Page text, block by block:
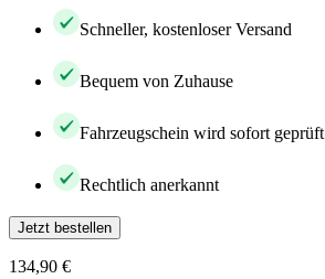
Schneller, kostenloser Versand
Bequem von Zuhause
Fahrzeugschein wird sofort geprüft
Rechtlich anerkannt
Jetzt bestellen
134,90 €